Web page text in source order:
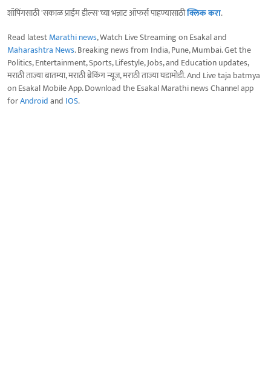
शॉपिंगसाठी 'सकाळ प्राईम डील्स'च्या भन्नाट ऑफर्स पाहण्यासाठीक्लिक करा.
Read latestMarathi news, Watch Live Streaming on Esakal and
Maharashtra News. Breaking news from India, Pune, Mumbai. Get the
Politics, Entertainment, Sports, Lifestyle, Jobs, and Education updates,
मराठी ताज्या बातम्या, मराठी ब्रेकिंग न्यूज, मराठी ताज्या घडामोडी. And Live taja batmya
on Esakal Mobile App. Download the Esakal Marathi news Channel app
forAndroidand IOS.